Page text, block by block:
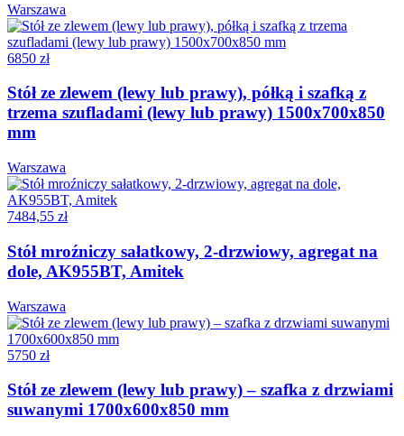
Warszawa
6850 zł
Stół ze zlewem (lewy lub prawy), półką i szafką z
trzema szufladami (lewy lub prawy) 1500x700x850
mm
Warszawa
7484,55 zł
Stół mroźniczy sałatkowy, 2-drzwiowy, agregat na
dole, AK955BT, Amitek
Warszawa
5750 zł
Stół ze zlewem (lewy lub prawy) – szafka z drzwiami
suwanymi 1700x600x850 mm